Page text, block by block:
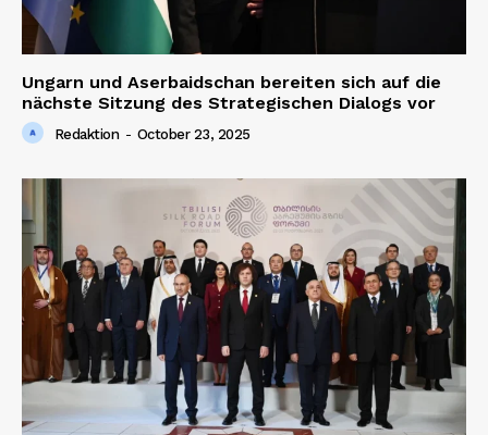
Ungarn und Aserbaidschan bereiten sich auf die
nächste Sitzung des Strategischen Dialogs vor
Redaktion - October 23, 2025